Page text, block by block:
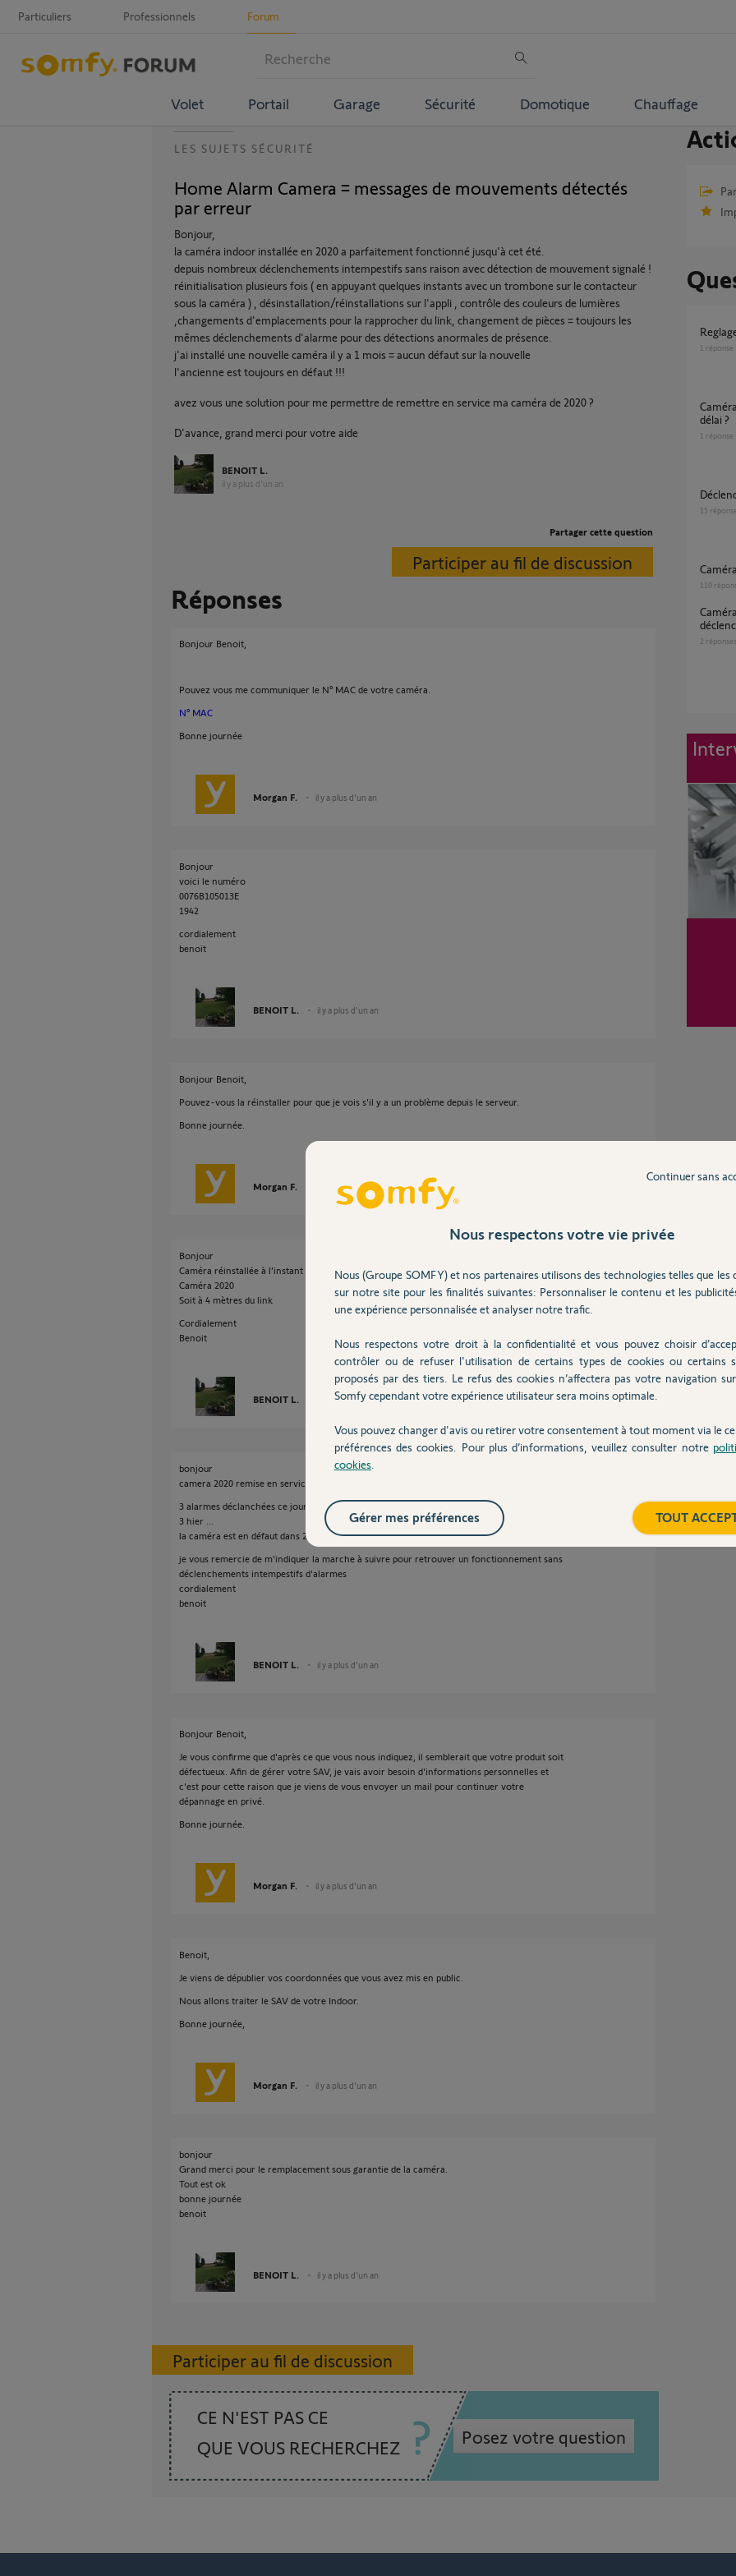
Particuliers Professionnels Forum
Volet Portail Garage Sécurité Domotique Chauffage
LES SUJETS SÉCURITÉ
Home Alarm Camera = messages de mouvements détectés
par erreur
Bonjour,
la caméra indoor installée en 2020 a parfaitement fonctionné jusqu'à cet été.
depuis nombreux déclenchements intempestifs sans raison avec détection de mouvement signalé !
réinitialisation plusieurs fois ( en appuyant quelques instants avec un trombone sur le contacteur
sous la caméra ) , désinstallation/réinstallations sur l'appli , contrôle des couleurs de lumières
,changements d'emplacements pour la rapprocher du link, changement de pièces = toujours les
mêmes déclenchements d'alarme pour des détections anormales de présence.
j'ai installé une nouvelle caméra il y a 1 mois = aucun défaut sur la nouvelle
l'ancienne est toujours en défaut !!!
avez vous une solution pour me permettre de remettre en service ma caméra de 2020 ?
D'avance, grand merci pour votre aide
BENOIT L.
il y a plus d'un an
Partager cette question
Participer au fil de discussion
Réponses
Bonjour Benoit,
Pouvez vous me communiquer le N° MAC de votre caméra.
N° MAC
Bonne journée
Morgan F. il y a plus d'un an
Bonjour
voici le numéro
0076B105013E
1942
cordialement
benoit
BENOIT L. il y a plus d'un an
Bonjour Benoit,
Pouvez-vous la réinstaller pour que je vois s'il y a un problème depuis le serveur.
Bonne journée.
Morgan F. il y a plus d'un an
Bonjour
Caméra réinstallée à l’instant
Caméra 2020
Soit à 4 mètres du link
Cordialement
Benoit
BENOIT L. il y a plus d'un an
bonjour
camera 2020 remise en service à votre demande .
3 alarmes déclanchées ce jour
3 hier ...
la caméra est en défaut dans 2 pièces différentes
je vous remercie de m'indiquer la marche à suivre pour retrouver un fonctionnement sans
déclenchements intempestifs d'alarmes
cordialement
benoit
BENOIT L. il y a plus d'un an
Bonjour Benoit,
Je vous confirme que d'après ce que vous nous indiquez, il semblerait que votre produit soit
défectueux. Afin de gérer votre SAV, je vais avoir besoin d'informations personnelles et
c'est pour cette raison que je viens de vous envoyer un mail pour continuer votre
dépannage en privé.
Bonne journée.
Morgan F. il y a plus d'un an
Benoit,
Je viens de dépublier vos coordonnées que vous avez mis en public.
Nous allons traiter le SAV de votre Indoor.
Bonne journée,
Morgan F. il y a plus d'un an
bonjour
Grand merci pour le remplacement sous garantie de la caméra.
Tout est ok
bonne journée
benoit
BENOIT L. il y a plus d'un an
Participer au fil de discussion
CE N'EST PAS CE
QUE VOUS RECHERCHEZ
Posez votre question
1 réponse
Caméra indoor sans notif mouvement et
délai ?
1 réponse
15
110
Caméra indoor détection sans
2 réponses
Nous respectons votre vie privée
Nous (Groupe SOMFY) et nos partenaires utilisons des technologies telles que les
sur notre site pour les finalités suivantes: Personnaliser le contenu et les
une expérience personnalisée et analyser notre trafic.
Nous respectons votre droit à la confidentialité et vous pouvez choisir
contrôler ou de refuser l'utilisation de certains types de cookies ou certains
proposés par des tiers. Le refus des cookies n’affectera pas votre navigation
Somfy cependant votre expérience utilisateur sera moins optimale.
Vous pouvez changer d'avis ou retirer votre consentement à tout moment via le
préférences des cookies. Pour plus d’informations, veuillez consulter notre
cookies
Continuer sans
TOUT
Gérer mes préférences